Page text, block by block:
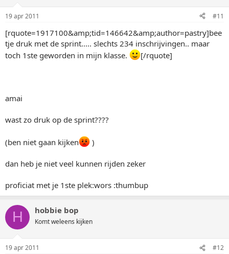
19 apr 2011 #11
[rquote=1917100&amp;tid=146642&amp;author=pastry]bee
tje druk met de sprint..... slechts 234 inschrijvingen.. maar
toch 1ste geworden in mijn klasse.
[/rquote]
amai
wast zo druk op de sprint????
(ben niet gaan kijken )
dan heb je niet veel kunnen rijden zeker
proficiat met je 1ste plek:wors :thumbup
H hobbie bop
Komt weleens kijken
19 apr 2011 #12